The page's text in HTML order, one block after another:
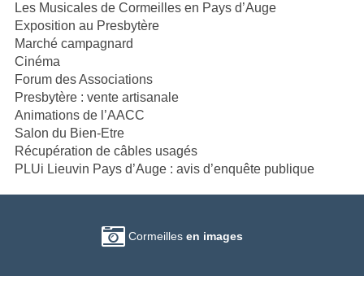
Les Musicales de Cormeilles en Pays d’Auge
Exposition au Presbytère
Marché campagnard
Cinéma
Forum des Associations
Presbytère : vente artisanale
Animations de l’AACC
Salon du Bien-Etre
Récupération de câbles usagés
PLUi Lieuvin Pays d’Auge : avis d’enquête publique
Cormeillesen images